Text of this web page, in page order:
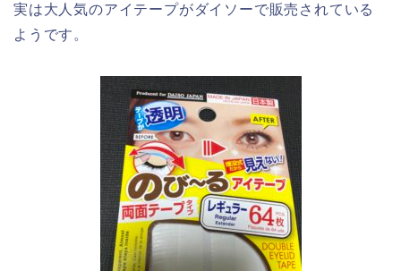
実は大人気のアイテープがダイソーで販売されている
ようです。